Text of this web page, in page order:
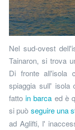
Nel sud-ovest
Tainaron, si trova
Di fronte all'isola
spiaggia sull' isola
fattoin barca ed è
si può seguire una
ad Aglifti, l'